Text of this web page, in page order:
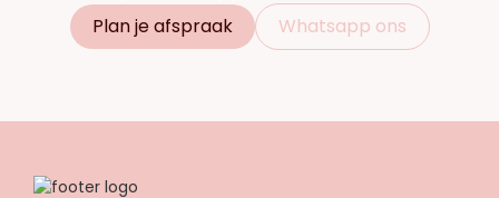
Plan je afspraak Whatsapp ons